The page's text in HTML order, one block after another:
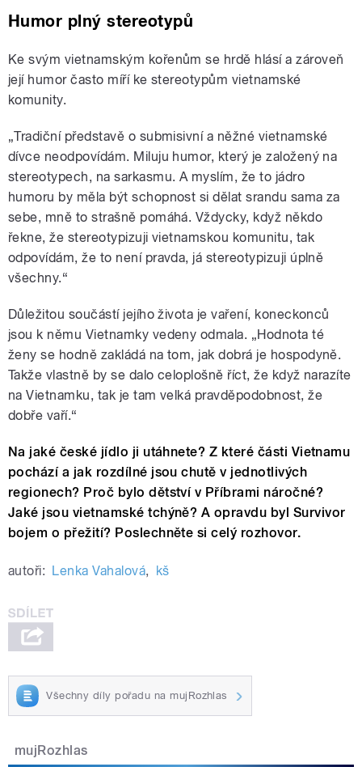
Humor plný stereotypů
Ke svým vietnamským kořenům se hrdě hlásí a zároveň
její humor často míří ke stereotypům vietnamské
komunity.
„Tradiční představě o submisivní a něžné vietnamské
dívce neodpovídám. Miluju humor, který je založený na
stereotypech, na sarkasmu. A myslím, že to jádro
humoru by měla být schopnost si dělat srandu sama za
sebe, mně to strašně pomáhá. Vždycky, když někdo
řekne, že stereotypizuji vietnamskou komunitu, tak
odpovídám, že to není pravda, já stereotypizuji úplně
všechny.“
Důležitou součástí jejího života je vaření, koneckonců
jsou k němu Vietnamky vedeny odmala. „Hodnota té
ženy se hodně zakládá na tom, jak dobrá je hospodyně.
Takže vlastně by se dalo celoplošně říct, že když narazíte
na Vietnamku, tak je tam velká pravděpodobnost, že
dobře vaří.“
Na jaké české jídlo ji utáhnete? Z které části Vietnamu
pochází a jak rozdílné jsou chutě v jednotlivých
regionech? Proč bylo dětství v Příbrami náročné?
Jaké jsou vietnamské tchýně? A opravdu byl Survivor
bojem o přežití? Poslechněte si celý rozhovor.
autoři: Lenka Vahalová, kš
Všechny díly pořadu na mujRozhlas
mujRozhlas